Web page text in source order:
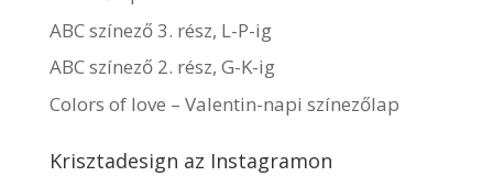
ABC színező 3. rész, L-P-ig
ABC színező 2. rész, G-K-ig
Colors of love – Valentin-napi színezőlap
Krisztadesign az Instagramon